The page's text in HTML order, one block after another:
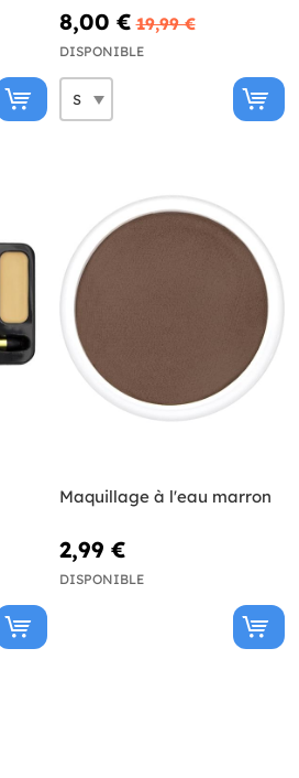
8,00 € 19,99 €
DISPONIBLE
Maquillage à l'eau marron
2,99 €
DISPONIBLE